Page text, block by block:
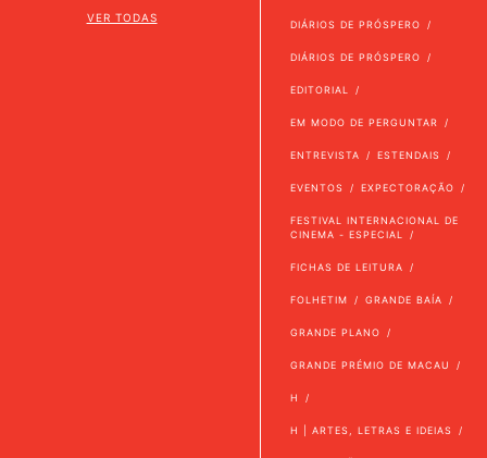
VER TODAS
DIÁRIOS DE PRÓSPERO
DIÁRIOS DE PRÓSPERO
EDITORIAL
EM MODO DE PERGUNTAR
ENTREVISTA ESTENDAIS
EVENTOS EXPECTORAÇÃO
FESTIVAL INTERNACIONAL DE
CINEMA - ESPECIAL
FICHAS DE LEITURA
FOLHETIM GRANDE BAÍA
GRANDE PLANO
GRANDE PRÉMIO DE MACAU
H
H | ARTES, LETRAS E IDEIAS